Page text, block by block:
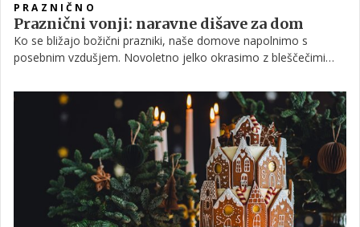
PRAZNIČNO
Praznični vonji: naravne dišave za dom
Ko se bližajo božični prazniki, naše domove napolnimo s
posebnim vzdušjem. Novoletno jelko okrasimo z bleščečimi
sveže pečenih piškotov. In prav vonji so tisti, ki v prostor
prinesejo pravo praznično čarobnost, napolnijo ga s toplino,
domačnostjo in spomini, ki jih želimo podoživeti vsako leto.